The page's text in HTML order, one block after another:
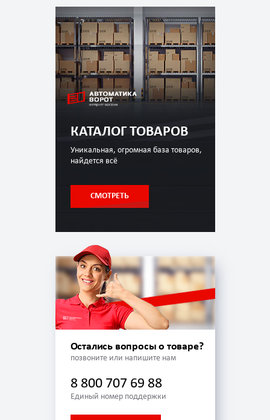
КАТАЛОГ ТОВАРОВ
Уникальная, огромная база товаров,
найдется всё
СМОТРЕТЬ
Остались вопросы о товаре?
позвоните или напишите нам
8 800 707 69 88
Единый номер поддержки